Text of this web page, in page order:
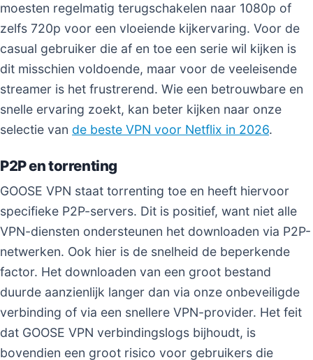
moesten regelmatig terugschakelen naar 1080p of
zelfs 720p voor een vloeiende kijkervaring. Voor de
casual gebruiker die af en toe een serie wil kijken is
dit misschien voldoende, maar voor de veeleisende
streamer is het frustrerend. Wie een betrouwbare en
snelle ervaring zoekt, kan beter kijken naar onze
selectie van de beste VPN voor Netflix in 2026.
P2P en torrenting
GOOSE VPN staat torrenting toe en heeft hiervoor
specifieke P2P-servers. Dit is positief, want niet alle
VPN-diensten ondersteunen het downloaden via P2P-
netwerken. Ook hier is de snelheid de beperkende
factor. Het downloaden van een groot bestand
duurde aanzienlijk langer dan via onze onbeveiligde
verbinding of via een snellere VPN-provider. Het feit
dat GOOSE VPN verbindingslogs bijhoudt, is
bovendien een groot risico voor gebruikers die